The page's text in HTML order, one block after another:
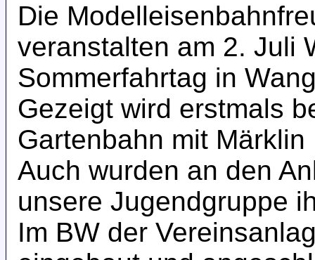
Die
veranstalten am 2. Juli
Sommerfahrtag in
Gezeigt wird erstmals
Gartenbahn mit
Auch wurden an den
unsere Jugendgruppe
Im BW der